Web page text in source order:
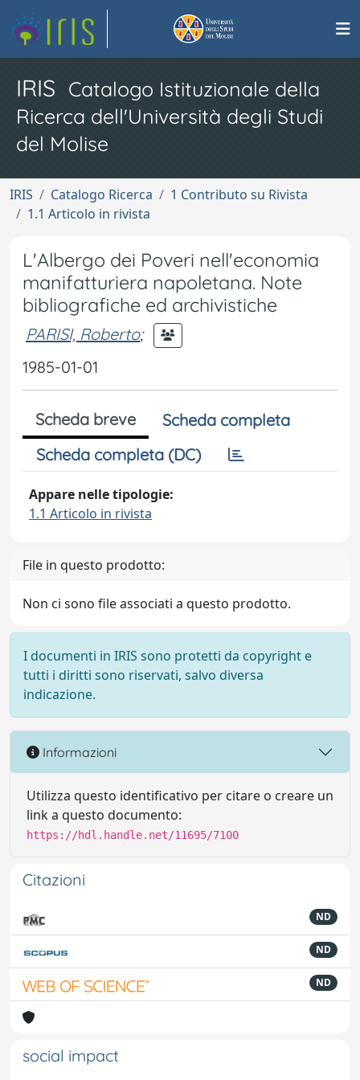
IRIS Catalogo Istituzionale della
Ricerca dell'Università degli Studi
del Molise
IRIS Catalogo Ricerca
1 Contributo su Rivista
1.1 Articolo in rivista
L'Albergo dei Poveri nell'economia
manifatturiera napoletana. Note
bibliografiche ed archivistiche
PARISI, Roberto;
1985-01-01
Scheda breve
Scheda completa
Scheda completa (DC)
Appare nelle tipologie:
1.1 Articolo in rivista
File in questo prodotto:
Non ci sono file associati a questo prodotto.
I documenti in IRIS sono protetti da copyright e
tutti i diritti sono riservati, salvo diversa
indicazione.
Informazioni
Utilizza questo identificativo per citare o creare un
link a questo documento:
https://hdl.handle.net/11695/7100
Citazioni
ND
ND
ND
social impact